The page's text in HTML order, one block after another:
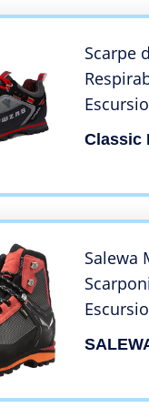
Scarpe
Classic
Salewa
Nero/